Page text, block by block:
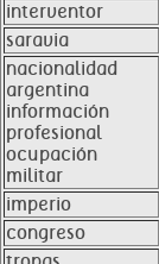
interventor
saravia
nacionalidad
argentina
información
profesional
ocupación
militar
imperio
congreso